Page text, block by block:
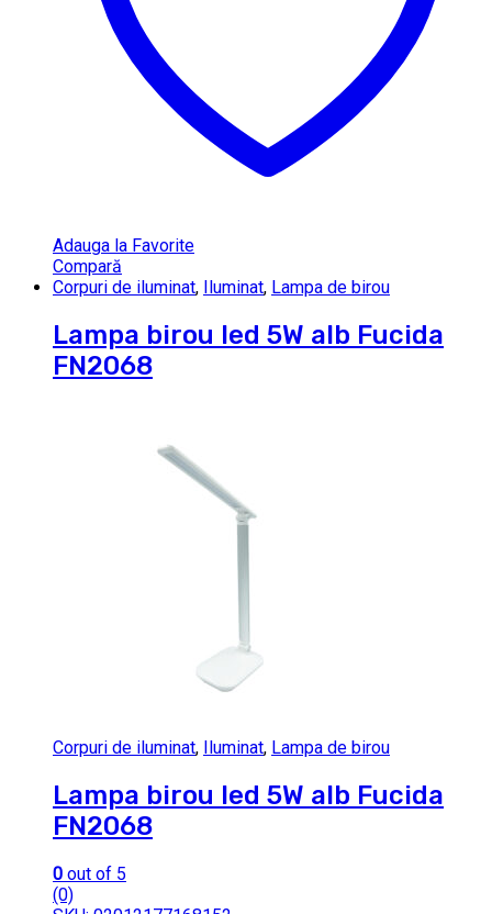
Adauga la Favorite
Compară
Corpuri de iluminat, Iluminat, Lampa de birou
Lampa birou led 5W alb Fucida
FN2068
Corpuri de iluminat, Iluminat, Lampa de birou
Lampa birou led 5W alb Fucida
FN2068
0 out of 5
(0)